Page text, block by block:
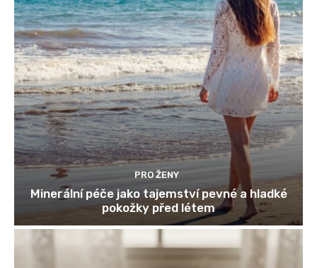
PRO ŽENY
Minerální péče jako tajemství pevné a hladké
pokožky před létem